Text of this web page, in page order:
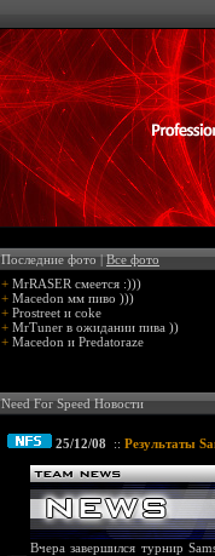
Последние фото |Все фото
+ MrRASER смеется :)))
+ Macedon мм пиво )))
+ Prostreet и coke
+ MrTuner в ожидании пива ))
+ Macedon и Predatoraze
Need For Speed Новости
25/12/08 :: Результаты
Вчера завершился турнир